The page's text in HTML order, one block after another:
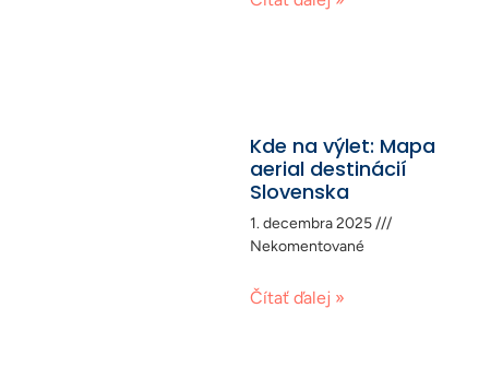
Kde na výlet: Mapa
aerial destinácií
Slovenska
1. decembra 2025
Nekomentované
Čítať ďalej »